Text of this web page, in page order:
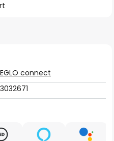
EGLO connect
3032671